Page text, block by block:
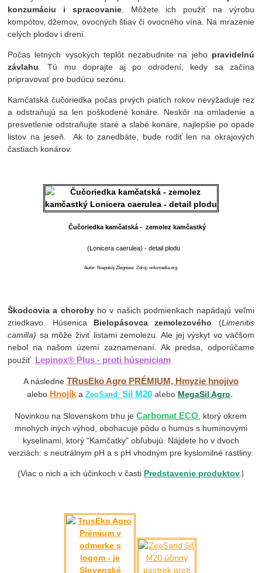
konzumáciu i spracovanie . Môžete ich použiť na výrobu
kompótov, džemov, ovocných štiav či ovocného vína. Na mrazenie
celých plodov i drení.
Počas letných vysokých teplôt nezabudnite na jeho pravidelnú
závlahu . Tú mu doprajte aj po odrodení, kedy sa začína
pripravovať pre budúcu sezónu.
Kamčatská čučoriedka počas prvých piatich rokov nevyžaduje rez
a odstraňujú sa len poškodené konáre. Neskôr na omladenie a
presvetlenie odstraňujte staré a slabé konáre, najlepšie po opade
listov na jeseň. Ak to zanedbáte, bude rodiť len na okrajových
častiach konárov.
Čučoriedka kamčatská - zemolez kamčastký
(Lonicera caerulea) - detail plodu
Autor: Niepokój ZbigniewZdroj: wikimedia.org
Škodcovia a choroby ho v našich podmienkach napádajú veľmi
zriedkavo. Húsenica Bielopásovca zemolezového (Limenitis
camilla) sa môže živiť listami zemolezu. Ale jej výskyt vo väčšom
nebol na našom území zaznamenaní. Ak predsa, odporúčame
použiť Lepinox® Plus - proti húseniciam
A následne TRusEko Agro PRÉMIUM, Hmyzie hnojivo
alebo Hnojík a ZeoSand Sil M20alebo MegaSil Agro.
Novinkou na Slovenskom trhu jeCarbomat ECO , ktorý okrem
mnohých iných výhod, obohacuje pôdu o humus s humínovými
kyselinami, ktorý "Kamčatky" obľubujú. Nájdete ho v dvoch
verziách: s neutrálnym pH a s pH vhodným pre kyslomilné rastliny.
(Viac o nich a ich účinkoch v časti Predstavenie produktov.)